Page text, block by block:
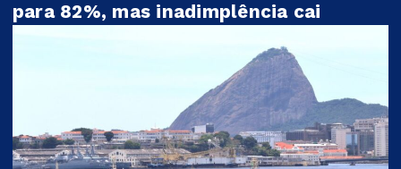
para 82%, mas inadimplência cai